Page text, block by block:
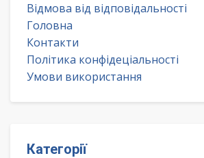
Відмова від відповідальності
Головна
Контакти
Політика конфідеціальності
Умови використання
Категорії